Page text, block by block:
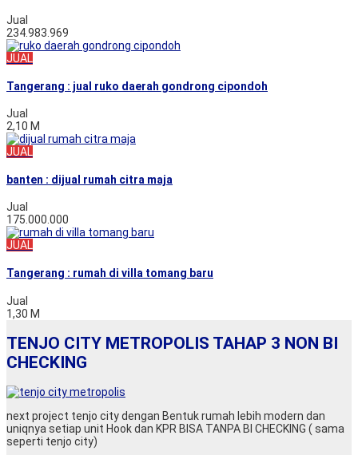
Jual
234.983.969
JUAL
Tangerang : jual ruko daerah gondrong cipondoh
Jual
2,10 M
JUAL
banten : dijual rumah citra maja
Jual
175.000.000
JUAL
Tangerang : rumah di villa tomang baru
Jual
1,30 M
TENJO CITY METROPOLIS TAHAP 3 NON BI
CHECKING
next project tenjo city dengan Bentuk rumah lebih modern dan
uniqnya setiap unit Hook dan KPR BISA TANPA BI CHECKING ( sama
seperti tenjo city)